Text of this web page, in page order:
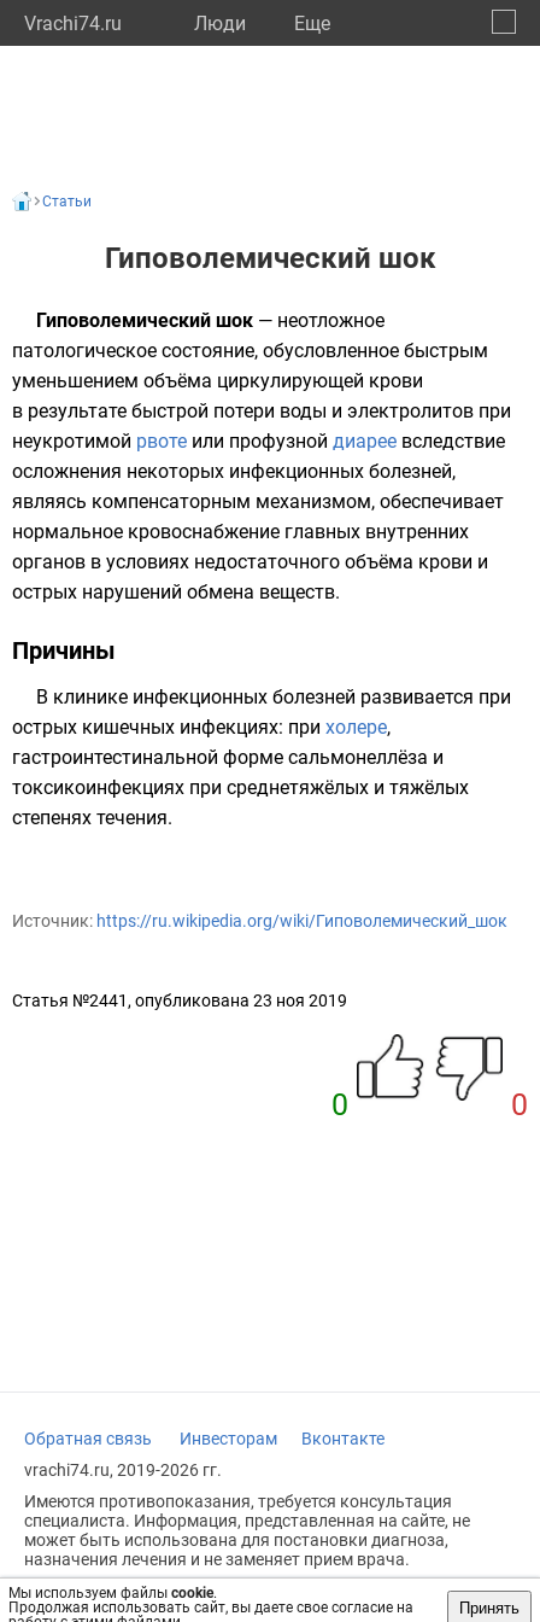
Vrachi74.ru Люди Eще
Мы используем файлы cookie.
Продолжая использовать сайт, вы даете свое согласие на
Принять
Статьи
Гиповолемический шок
Гиповолемический шок — неотложное
патологическое состояние, обусловленное быстрым
уменьшением объёма циркулирующей крови
в результате быстрой потери воды и электролитов при
неукротимой рвоте или профузной диарее вследствие
осложнения некоторых инфекционных болезней,
являясь компенсаторным механизмом, обеспечивает
нормальное кровоснабжение главных внутренних
органов в условиях недостаточного объёма крови и
острых нарушений обмена веществ.
Причины
В клинике инфекционных болезней развивается при
острых кишечных инфекциях: при холере,
гастроинтестинальной форме сальмонеллёза и
токсикоинфекциях при среднетяжёлых и тяжёлых
степенях течения.
Источник: https://ru.wikipedia.org/wiki/Гиповолемический_шок
Статья №2441, опубликована 23 ноя 2019
0 0
Обратная связь Инвесторам
Вконтакте
vrachi74.ru, 2019-2026 гг.
Имеются противопоказания, требуется консультация
специалиста. Информация, представленная на сайте, не
может быть использована для постановки диагноза,
назначения лечения и не заменяет прием врача.
Возрастное ограничение: 18+